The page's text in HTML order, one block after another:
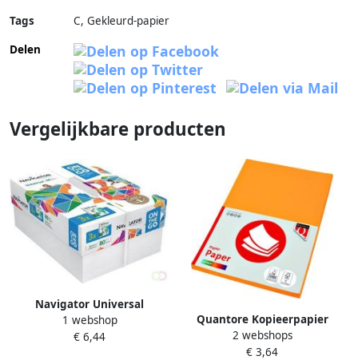
Tags
C, Gekleurd-papier
Delen
Vergelijkbare producten
Navigator Universal
printpapier ft A4 80 g bonus
pak van 550 vel
1 webshop
€ 6,44
Quantore Kopieerpapier
Colour A4 160gr diepgeel 50
vel
2 webshops
€ 3,64